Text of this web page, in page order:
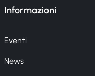
Informazioni
Eventi
News